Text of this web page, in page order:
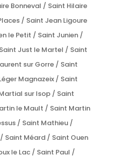
Bonneval / Saint Hilaire
/ Saint Jean Ligoure
le Petit / Saint Junien /
Just le Martel / Saint
sur Gorre / Saint
Magnazeix / Saint
sur Isop / Saint
le Mault / Saint Martin
/ Saint Mathieu /
Saint Méard / Saint Ouen
le Lac / Saint Paul /